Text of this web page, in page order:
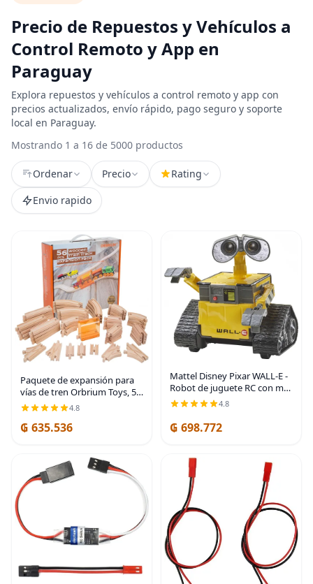
Precio de Repuestos y Vehículos a
Control Remoto y App en
Paraguay
Explora repuestos y vehículos a control remoto y app con
precios actualizados, envío rápido, pago seguro y soporte
local en Paraguay.
Mostrando 1 a 16 de 5000 productos
Ordenar Precio
Rating
Envio rapido
Paquete de expansión para
vías de tren Orbrium Toys, 56
piezas de madera con túnel,
compatibles con el juego de
ferrocarril de madera Thomas
4.8
₲ 635.536
Mattel Disney Pixar WALL-E -
Robot de juguete RC con más
de 20 luces y sonidos, figura
control remoto
4.8
₲ 698.772